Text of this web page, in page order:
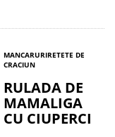
MANCARURIRETETE DE
CRACIUN
RULADA DE
MAMALIGA
CU CIUPERCI